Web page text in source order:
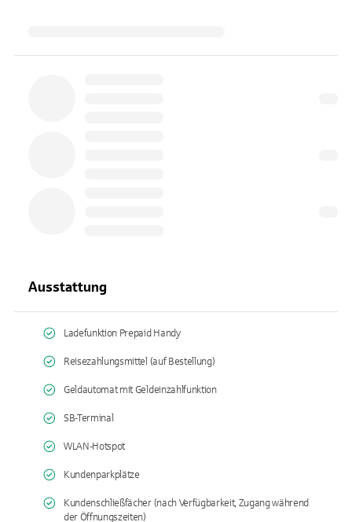
Ausstattung
Ladefunktion Prepaid Handy
Reisezahlungsmittel (auf Bestellung)
Geldautomat mit Geldeinzahlfunktion
SB-Terminal
WLAN-Hotspot
Kundenparkplätze
Kundenschließfächer (nach Verfügbarkeit, Zugang während
der Öffnungszeiten)